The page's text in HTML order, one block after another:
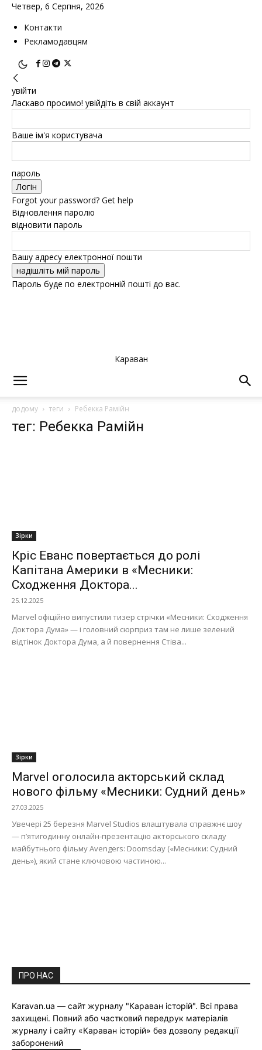
Четвер, 6 Серпня, 2026
Контакти
Рекламодавцям
увійти
Ласкаво просимо! увійдіть в свій аккаунт
Ваше ім'я користувача
пароль
Forgot your password? Get help
Відновлення паролю
відновити пароль
Вашу адресу електронної пошти
Пароль буде по електронній пошті до вас.
Караван
додому теги Ребекка Рамійн
тег: Ребекка Рамійн
Зірки
Кріс Еванс повертається до ролі
Капітана Америки в «Месники:
Сходження Доктора...
25.12.2025
Marvel офіційно випустили тизер стрічки «Месники: Сходження
Доктора Дума» — і головний сюрприз там не лише зелений
відтінок Доктора Дума, а й повернення Стіва...
Зірки
Marvel оголосила акторський склад
нового фільму «Месники: Судний день»
27.03.2025
Увечері 25 березня Marvel Studios влаштувала справжнє шоу
— п’ятигодинну онлайн-презентацію акторського складу
майбутнього фільму Avengers: Doomsday («Месники: Судний
день»), який стане ключовою частиною...
ПРО НАС
Karavan.ua — сайт журналу "Караван історій". Всі права
захищені. Повний або частковий передрук матеріалів
журналу і сайту «Караван історій» без дозволу редакції
заборонений